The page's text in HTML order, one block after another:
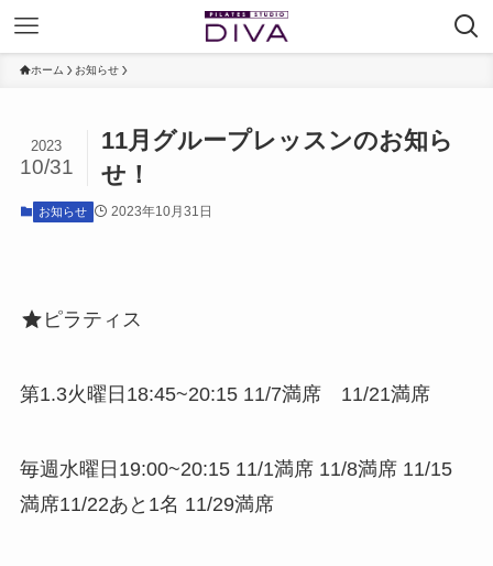
ホーム お知らせ
11月グループレッスンのお知ら
せ！
2023
10/31
お知らせ 2023年10月31日
ピラティス
第1.3火曜日18:45~20:15 11/7満席 11/21満席
毎週水曜日19:00~20:15 11/1満席 11/8満席 11/15
満席11/22あと1名 11/29満席